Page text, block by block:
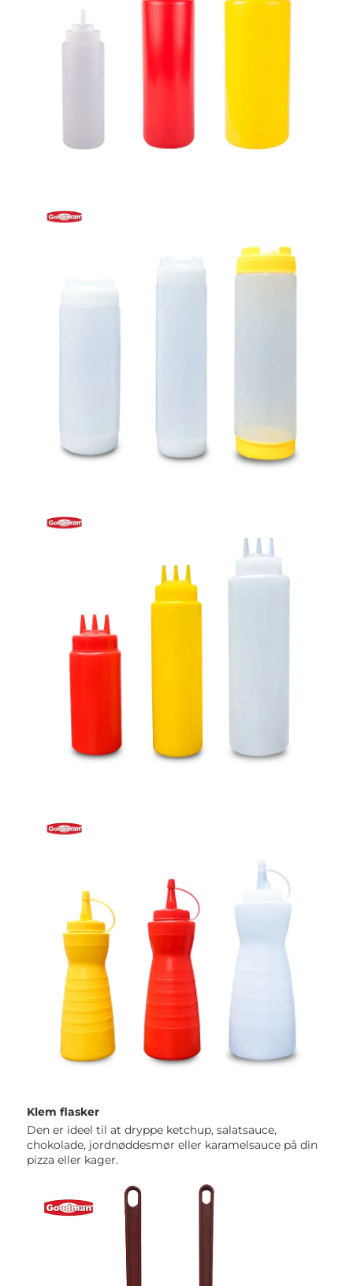
Klem flasker
Den er ideel til at dryppe ketchup, salatsauce,
chokolade, jordnøddesmør eller karamelsauce på din
pizza eller kager.